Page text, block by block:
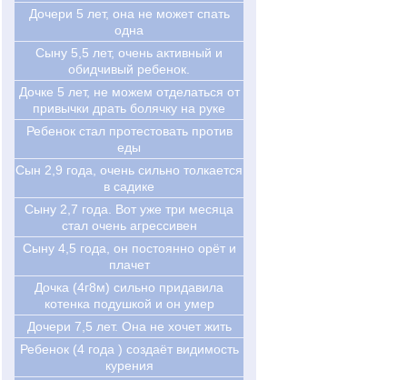
Дочери 5 лет, она не может спать
одна
Сыну 5,5 лет, очень активный и
обидчивый ребенок.
Дочке 5 лет, не можем отделаться от
привычки драть болячку на руке
Ребенок стал протестовать против
еды
Cын 2,9 года, очень сильно толкается
в садике
Cыну 2,7 года. Вот уже три месяца
стал очень агрессивен
Cыну 4,5 года, он постоянно орёт и
плачет
Дочка (4г8м) сильно придавила
котенка подушкой и он умер
Дочери 7,5 лет. Она не хочет жить
Ребенок (4 года ) создаёт видимость
курения